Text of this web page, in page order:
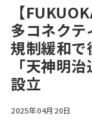
【
多コネク
規制緩和で
「天神明
設立
2025年04月20日